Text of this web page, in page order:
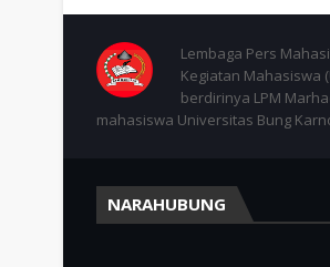
Lembaga Pers
Kegiatan Mahasiswa
berdirinya LPM
mahasiswa Universitas Bung
NARAHUBUNG